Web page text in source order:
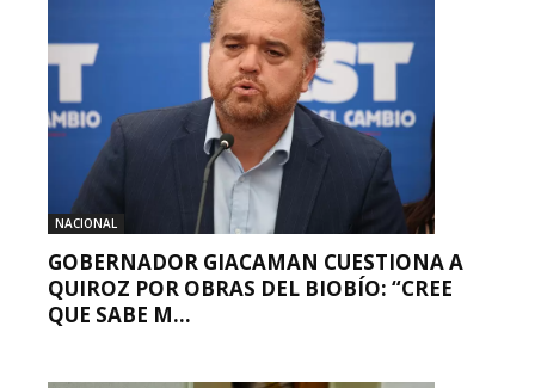
NACIONAL
GOBERNADOR GIACAMAN CUESTIONA A
QUIROZ POR OBRAS DEL BIOBÍO: “CREE
QUE SABE M...